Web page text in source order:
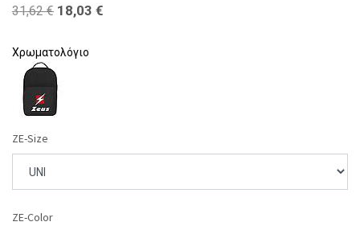
31,62€ 18,03 €
Χρωματολόγιο
ZE-Size
ZE-Color